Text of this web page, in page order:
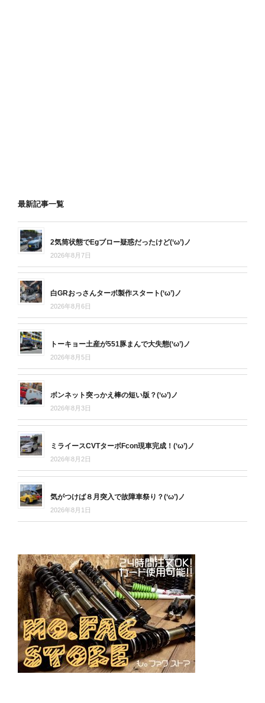
最新記事一覧
2気筒状態でEgブロー疑惑だったけど(‘ω’)ノ
2026年8月7日
白GRおっさんターボ製作スタート(‘ω’)ノ
2026年8月6日
トーキョー土産が551豚まんで大失態(‘ω’)ノ
2026年8月5日
ボンネット突っかえ棒の短い版？(‘ω’)ノ
2026年8月3日
ミライースCVTターボFcon現車完成！(‘ω’)ノ
2026年8月2日
気がつけば８月突入で故障車祭り？(‘ω’)ノ
2026年8月1日